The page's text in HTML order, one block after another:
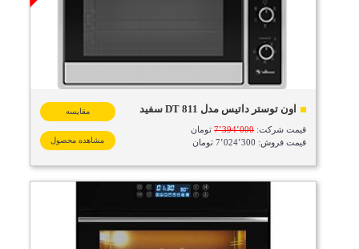
اون توستر داتیس مدل DT 811 سفید
قیمت شرکت:7٬394٬000تومان
قیمت فروش: 7٬024٬300 تومان
مقایسه
مشاهده محصول